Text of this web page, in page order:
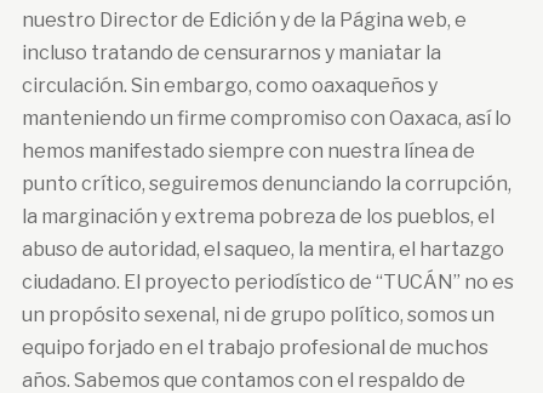
nuestro Director de Edición y de la Página web, e
incluso tratando de censurarnos y maniatar la
circulación. Sin embargo, como oaxaqueños y
manteniendo un firme compromiso con Oaxaca, así lo
hemos manifestado siempre con nuestra línea de
punto crítico, seguiremos denunciando la corrupción,
la marginación y extrema pobreza de los pueblos, el
abuso de autoridad, el saqueo, la mentira, el hartazgo
ciudadano. El proyecto periodístico de “TUCÁN” no es
un propósito sexenal, ni de grupo político, somos un
equipo forjado en el trabajo profesional de muchos
años. Sabemos que contamos con el respaldo de